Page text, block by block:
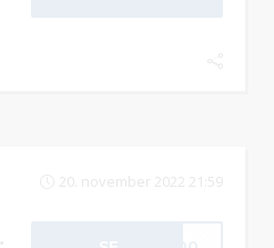
20. november 2022 21:59